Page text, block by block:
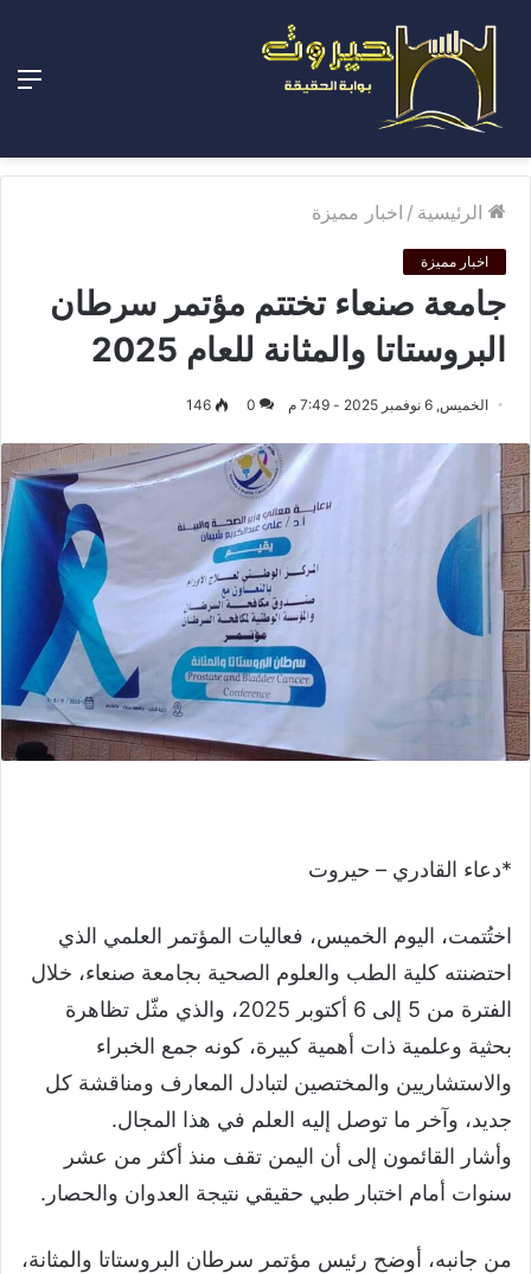
الرئيسية / اخبار مميزة
اخبار مميزة
جامعة صنعاء تختتم مؤتمر سرطان
البروستاتا والمثانة للعام 2025
الخميس, 6 نوفمبر 2025 - 7:49 م 0
146
*دعاء القادري – حيروت
اختُتمت، اليوم الخميس، فعاليات المؤتمر العلمي الذي
احتضنته كلية الطب والعلوم الصحية بجامعة صنعاء، خلال
الفترة من 5 إلى 6 أكتوبر 2025، والذي مثّل تظاهرة
بحثية وعلمية ذات أهمية كبيرة، كونه جمع الخبراء
والاستشاريين والمختصين لتبادل المعارف ومناقشة كل
جديد، وآخر ما توصل إليه العلم في هذا المجال.
وأشار القائمون إلى أن اليمن تقف منذ أكثر من عشر
سنوات أمام اختبار طبي حقيقي نتيجة العدوان والحصار.
من جانبه، أوضح رئيس مؤتمر سرطان البروستاتا والمثانة،